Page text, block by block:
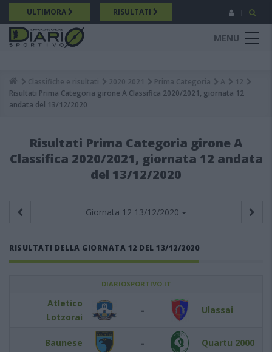
Salta
al
contenuto
principale
ULTIMORA RISULTATI
MENU
Breadcrumb
Classifiche e risultati 2020 2021 Prima Categoria A
12
Risultati Prima Categoria girone A Classifica 2020/2021, giornata 12
andata del 13/12/2020
Risultati Prima Categoria girone A
Classifica 2020/2021, giornata 12 andata
del 13/12/2020
Giornata 12 13/12/2020
RISULTATI DELLA GIORNATA 12 DEL 13/12/2020
DIARIOSPORTIVO.IT
Atletico
Lotzorai
- Ulassai
Baunese - Quartu 2000